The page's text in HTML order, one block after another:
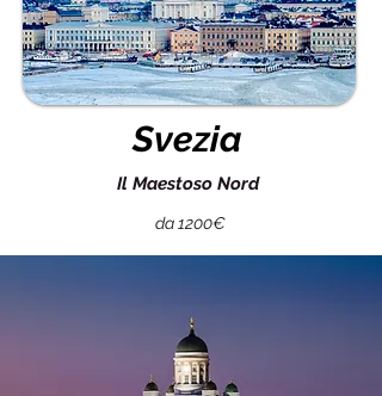
Svezia
Il Maestoso Nord
da 1200€